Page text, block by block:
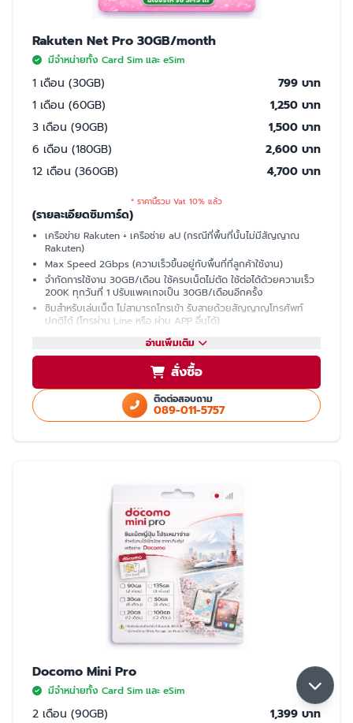
Rakuten Net Pro 30GB/month
มีจำหน่ายทั้ง Card Sim และ eSim
1 เดือน (30GB)
799 บาท
1 เดือน (60GB)
1,250 บาท
3 เดือน (90GB)
1,500 บาท
6 เดือน (180GB)
2,600 บาท
12 เดือน (360GB)
4,700 บาท
* ราคานี้รวม Vat 10% แล้ว
(รายละเอียดซิมการ์ด)
เครือข่าย Rakuten + เครือช่าย aU (กรณีที่พื้นที่นั้นไม่มีสัญญาณ
Rakuten)
Max Speed 2Gbps (ความเร็วขึ้นอยู่กับพื้นที่ที่ลูกค้าใช้งาน)
จำกัดการใช้งาน 30GB/เดือน ใช้ครบเน็ตไม่ตัด ใช้ต่อได้ด้วยความเร็ว
200K ทุกวันที่ 1 ปรับแพคเกจเป็น 30GB/เดือนอีกครั้ง
ซิมสำหรับเล่นเน็ต ไม่สามารถโทรเข้า รับสายด้วยสัญญาญโทรศัพท์
ปกติได้ (โทรผ่าน Line หรือ ผ่าน APP อื่นได้)
มีเบอร์ให้ รับ SMS ได้ (ใช้ซื้อบัตรคอนเสิร์ต, ซื้อของออนไลน์, เปิดบัญชี
แชร์ฮอตสปอต (Hotspot)ไม่ได้
ใช้สำเนา Passport หรือ สำเนาบัตรประชาชนในการสั่งซื้อ
ใช้ได้เฉพาะในประเทศญี่ปุ่นเท่านั้น
มี 2 แบบให้เลือก ซิมปกติ และ eSim
5GB หากใช้ครบ 5GB ความเร็วจะลดลงเหลือ 200K จนกว่าลูกค้าจะย้ายพื้นที่ที่มี
สัญญาน Rakuten ความเร็วจะกลับมาปกติ 30GB/เดือน
อ่านเพิ่มเติม
สั่งซื้อ
ติดต่อสอบถาม
089-011-5757
Docomo Mini Pro
มีจำหน่ายทั้ง Card Sim และ eSim
2 เดือน (90GB) 1,399 บาท